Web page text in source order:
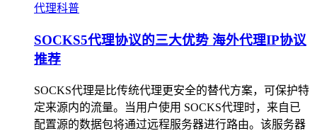
代理科普
SOCKS5代理协议的三大优势 海外代理IP协议
推荐
SOCKS代理是比传统代理更安全的替代方案，可保护特
定来源内的流量。当用户使用 SOCKS代理时，来自已
配置源的数据包将通过远程服务器进行路由。该服务器